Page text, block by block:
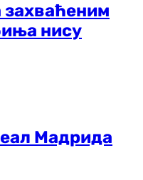
захваћеним
нису
Мадрида